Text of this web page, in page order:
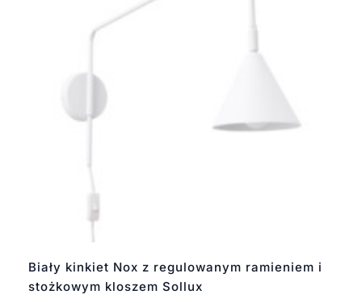
Biały kinkiet Nox z regulowanym ramieniem i
stożkowym kloszem Sollux